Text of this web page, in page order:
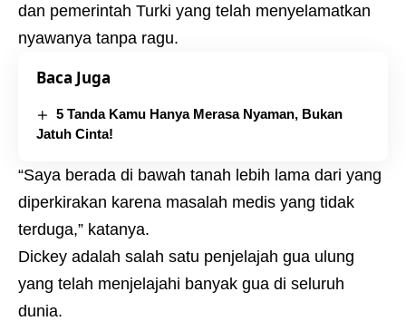
dan pemerintah Turki yang telah menyelamatkan
nyawanya tanpa ragu.
Baca Juga
5 Tanda Kamu Hanya Merasa Nyaman, Bukan
Jatuh Cinta!
“Saya berada di bawah tanah lebih lama dari yang
diperkirakan karena masalah medis yang tidak
terduga,” katanya.
Dickey adalah salah satu penjelajah gua ulung
yang telah menjelajahi banyak gua di seluruh
dunia.